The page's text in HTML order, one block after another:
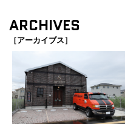
ARCHIVES
［アーカイブス］